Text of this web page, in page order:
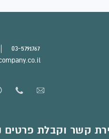
03-5791767
קשר וקבלת פרטים